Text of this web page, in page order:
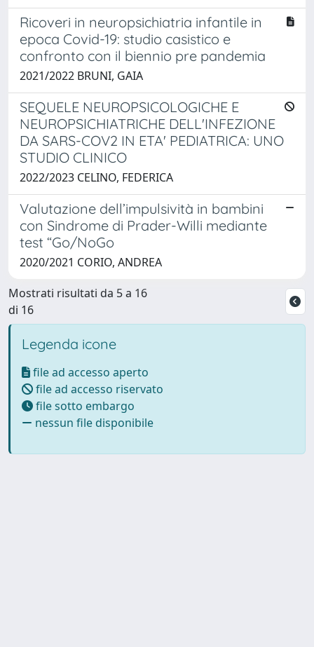
Ricoveri in neuropsichiatria infantile in
epoca Covid-19: studio casistico e
confronto con il biennio pre pandemia
2021/2022 BRUNI, GAIA
SEQUELE NEUROPSICOLOGICHE E
NEUROPSICHIATRICHE DELL'INFEZIONE
DA SARS-COV2 IN ETA' PEDIATRICA: UNO
STUDIO CLINICO
2022/2023 CELINO, FEDERICA
Valutazione dell’impulsività in bambini
con Sindrome di Prader-Willi mediante
test “Go/NoGo
2020/2021 CORIO, ANDREA
Mostrati risultati da 5 a 16
di 16
Legenda icone
file ad accesso aperto
file ad accesso riservato
file sotto embargo
nessun file disponibile